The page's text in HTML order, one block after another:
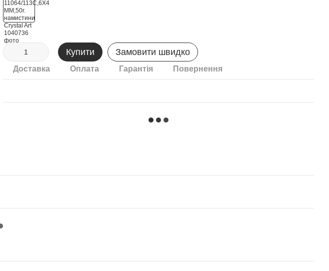
Купити Замовити швидко
Доставка Оплата Гарантія Повернення